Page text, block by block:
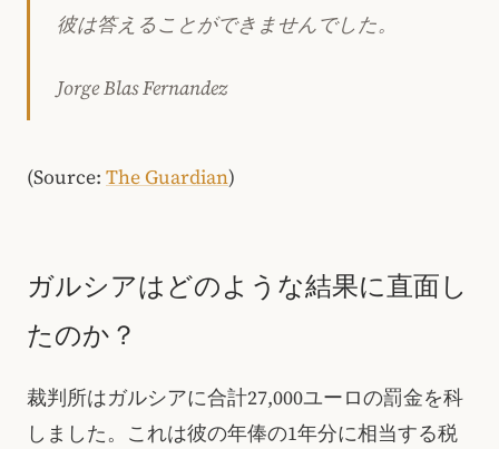
彼は答えることができませんでした。
Jorge Blas Fernandez
(Source: The Guardian)
ガルシアはどのような結果に直面し
たのか？
裁判所はガルシアに合計27,000ユーロの罰金を科
しました。これは彼の年俸の1年分に相当する税